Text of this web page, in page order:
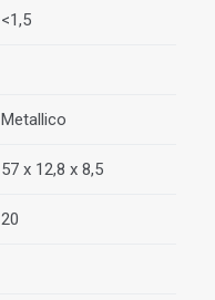
<1,5
Metallico
57 x 12,8 x 8,5
20